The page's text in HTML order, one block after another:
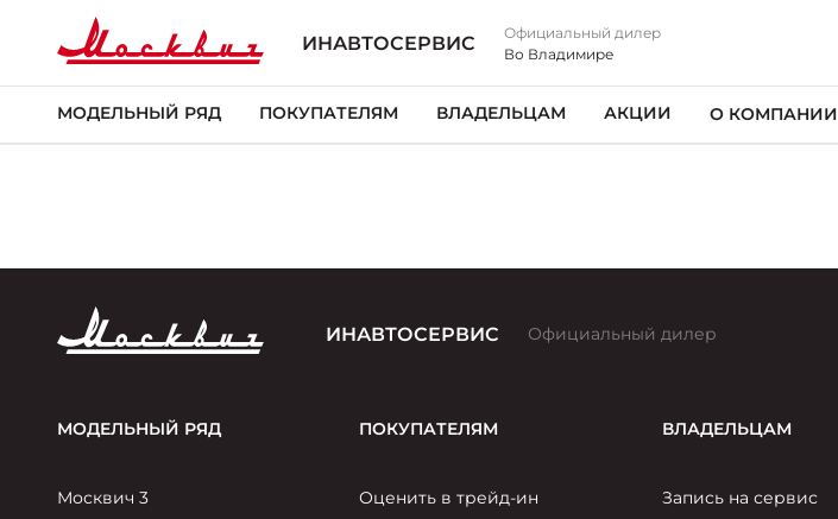
ИНАВТОСЕРВИС
Официальный дилер
Во Владимире
МОДЕЛЬНЫЙ РЯД ПОКУПАТЕЛЯМ ВЛАДЕЛЬЦАМ АКЦИИ О КОМПАНИИ
ИНАВТОСЕРВИС Официальный дилер
МОДЕЛЬНЫЙ РЯД
Москвич 3
ПОКУПАТЕЛЯМ
Оценить в трейд-ин
ВЛАДЕЛЬЦАМ
Запись на сервис